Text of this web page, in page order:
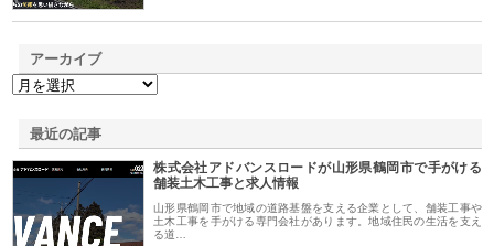
アーカイブ
最近の記事
株式会社アドバンスロードが山形県鶴岡市で手がける
舗装土木工事と求人情報
山形県鶴岡市で地域の道路基盤を支える企業として、舗装工事や
土木工事を手がける専門会社があります。地域住民の生活を支え
る道…